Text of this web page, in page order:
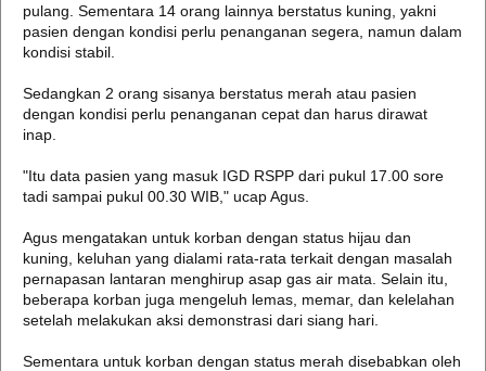
pulang. Sementara 14 orang lainnya berstatus kuning, yakni
pasien dengan kondisi perlu penanganan segera, namun dalam
kondisi stabil.
Sedangkan 2 orang sisanya berstatus merah atau pasien
dengan kondisi perlu penanganan cepat dan harus dirawat
inap.
"Itu data pasien yang masuk IGD RSPP dari pukul 17.00 sore
tadi sampai pukul 00.30 WIB," ucap Agus.
Agus mengatakan untuk korban dengan status hijau dan
kuning, keluhan yang dialami rata-rata terkait dengan masalah
pernapasan lantaran menghirup asap gas air mata. Selain itu,
beberapa korban juga mengeluh lemas, memar, dan kelelahan
setelah melakukan aksi demonstrasi dari siang hari.
Sementara untuk korban dengan status merah disebabkan oleh